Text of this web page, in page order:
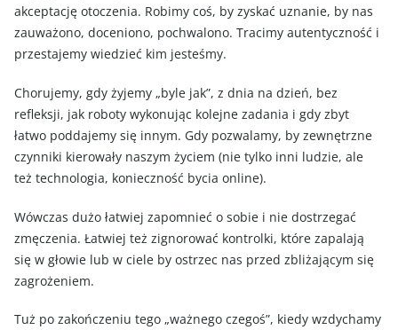
akceptację otoczenia. Robimy coś, by zyskać uznanie, by nas
zauważono, doceniono, pochwalono. Tracimy autentyczność i
przestajemy wiedzieć kim jesteśmy.
Chorujemy, gdy żyjemy „byle jak”, z dnia na dzień, bez
refleksji, jak roboty wykonując kolejne zadania i gdy zbyt
łatwo poddajemy się innym. Gdy pozwalamy, by zewnętrzne
czynniki kierowały naszym życiem (nie tylko inni ludzie, ale
też technologia, konieczność bycia online).
Wówczas dużo łatwiej zapomnieć o sobie i nie dostrzegać
zmęczenia. Łatwiej też zignorować kontrolki, które zapalają
się w głowie lub w ciele by ostrzec nas przed zbliżającym się
zagrożeniem.
Tuż po zakończeniu tego „ważnego czegoś”, kiedy wzdychamy